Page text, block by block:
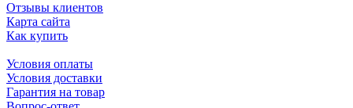
Отзывы клиентов
Карта сайта
Как купить
Условия оплаты
Условия доставки
Гарантия на товар